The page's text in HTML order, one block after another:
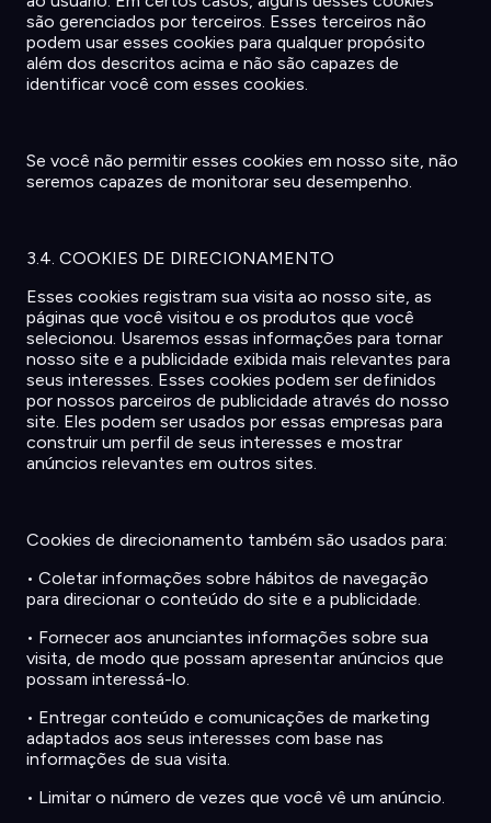
são gerenciados por terceiros. Esses terceiros não
podem usar esses cookies para qualquer propósito
além dos descritos acima e não são capazes de
identificar você com esses cookies.
Se você não permitir esses cookies em nosso site, não
seremos capazes de monitorar seu desempenho.
3.4. COOKIES DE DIRECIONAMENTO
Esses cookies registram sua visita ao nosso site, as
páginas que você visitou e os produtos que você
selecionou. Usaremos essas informações para tornar
nosso site e a publicidade exibida mais relevantes para
seus interesses. Esses cookies podem ser definidos
por nossos parceiros de publicidade através do nosso
site. Eles podem ser usados por essas empresas para
construir um perfil de seus interesses e mostrar
anúncios relevantes em outros sites.
Cookies de direcionamento também são usados para:
• Coletar informações sobre hábitos de navegação
para direcionar o conteúdo do site e a publicidade.
• Fornecer aos anunciantes informações sobre sua
visita, de modo que possam apresentar anúncios que
possam interessá-lo.
• Entregar conteúdo e comunicações de marketing
adaptados aos seus interesses com base nas
informações de sua visita.
• Limitar o número de vezes que você vê um anúncio.